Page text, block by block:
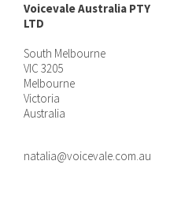
Voicevale Australia PTY
LTD
South Melbourne
VIC 3205
Melbourne
Victoria
Australia
natalia@voicevale.com.au